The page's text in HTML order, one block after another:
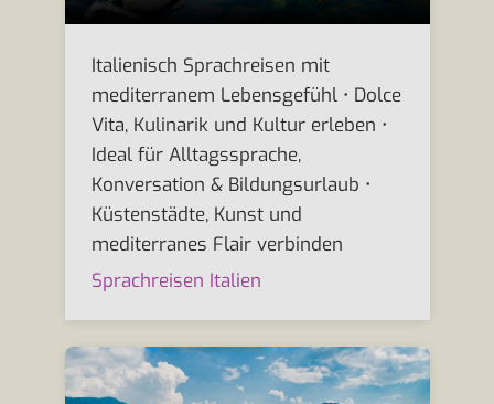
Italienisch Sprachreisen mit
mediterranem Lebensgefühl • Dolce
Vita, Kulinarik und Kultur erleben •
Ideal für Alltagssprache,
Konversation & Bildungsurlaub •
Küstenstädte, Kunst und
mediterranes Flair verbinden
Sprachreisen Italien